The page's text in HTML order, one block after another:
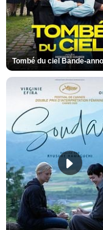
Tombé du ciel Bande-